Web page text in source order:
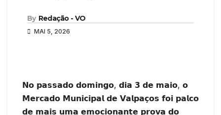
By Redação - VO
MAI 5, 2026
𝗡𝗼 𝗽𝗮𝘀𝘀𝗮𝗱𝗼 𝗱𝗼𝗺𝗶𝗻𝗴𝗼, 𝗱𝗶𝗮 𝟯 𝗱𝗲 𝗺𝗮𝗶𝗼, 𝗼
𝗠𝗲𝗿𝗰𝗮𝗱𝗼 𝗠𝘂𝗻𝗶𝗰𝗶𝗽𝗮𝗹 𝗱𝗲 𝗩𝗮𝗹𝗽𝗮𝗰̧𝗼𝘀 𝗳𝗼𝗶 𝗽𝗮𝗹𝗰𝗼
𝗱𝗲 𝗺𝗮𝗶𝘀 𝘂𝗺𝗮 𝗲𝗺𝗼𝗰𝗶𝗼𝗻𝗮𝗻𝘁𝗲 𝗽𝗿𝗼𝘃𝗮 𝗱𝗼